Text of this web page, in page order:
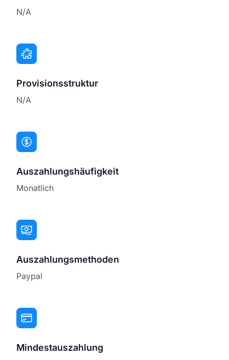
N/A
Provisionsstruktur
N/A
Auszahlungshäufigkeit
Monatlich
Auszahlungsmethoden
Paypal
Mindestauszahlung